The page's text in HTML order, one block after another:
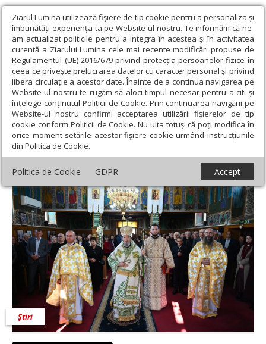
Ziarul Lumina utilizează fişiere de tip cookie pentru a personaliza și
îmbunătăți experiența ta pe Website-ul nostru. Te informăm că ne-
am actualizat politicile pentru a integra în acestea și în activitatea
curentă a Ziarului Lumina cele mai recente modificări propuse de
Regulamentul (UE) 2016/679 privind protecția persoanelor fizice în
ceea ce privește prelucrarea datelor cu caracter personal și privind
libera circulație a acestor date. Înainte de a continua navigarea pe
Website-ul nostru te rugăm să aloci timpul necesar pentru a citi și
înțelege conținutul Politicii de Cookie. Prin continuarea navigării pe
Website-ul nostru confirmi acceptarea utilizării fişierelor de tip
cookie conform Politicii de Cookie. Nu uita totuși că poți modifica în
orice moment setările acestor fişiere cookie urmând instrucțiunile
din Politica de Cookie.
Politica de Cookie GDPR Accept
Ziarul Lumina › Actualitate religioasă › Știri › Vizită arhierească
în Parohia Groşi, Protopopiatul Oradea
Vizită arhierească în Parohia Groşi,
Protopopiatul Oradea
Știri